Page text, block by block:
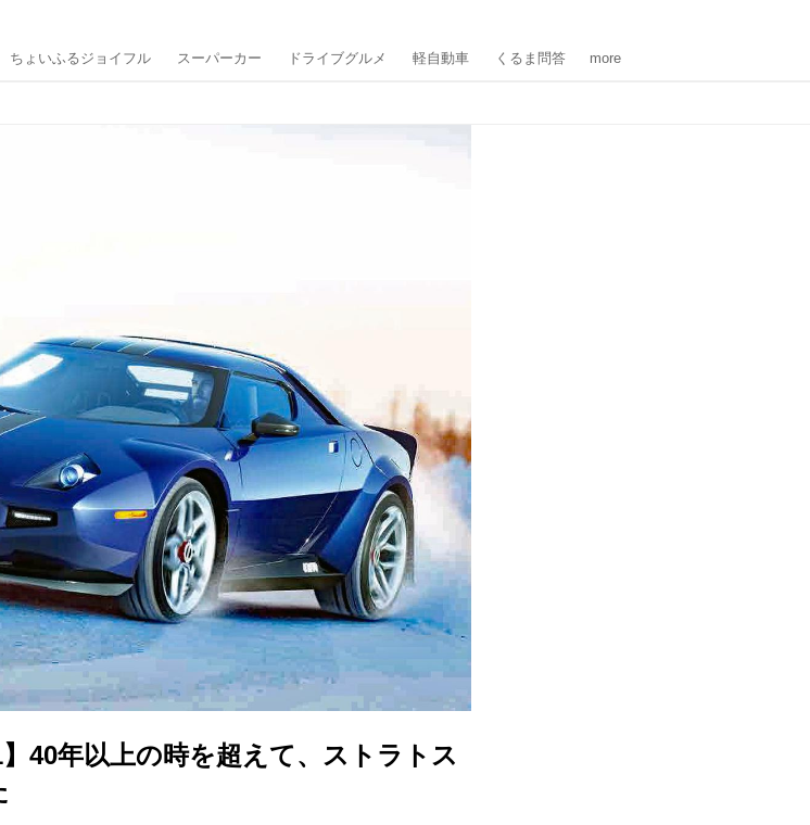
ちょいふるジョイフル スーパーカー ドライブグルメ 軽自動車 くるま問答 more
】40年以上の時を超えて、ストラトス